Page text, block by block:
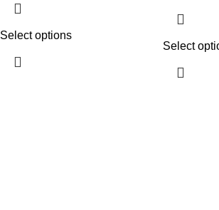
Select options
Select